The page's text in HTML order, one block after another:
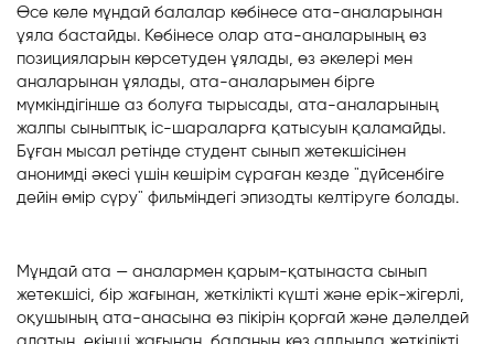
Өсе келе мұндай балалар көбінесе ата-аналарынан
ұяла бастайды. Көбінесе олар ата-аналарының өз
позицияларын көрсетуден ұялады, өз әкелері мен
аналарынан ұялады, ата-аналарымен бірге
мүмкіндігінше аз болуға тырысады, ата-аналарының
жалпы сыныптық іс-шараларға қатысуын қаламайды.
Бұған мысал ретінде студент сынып жетекшісінен
анонимді әкесі үшін кешірім сұраған кезде "дүйсенбіге
дейін өмір сүру" фильміндегі эпизодты келтіруге болады.
Мұндай ата — аналармен қарым-қатынаста сынып
жетекшісі, бір жағынан, жеткілікті күшті және ерік-жігерлі,
оқушының ата-анасына өз пікірін қорғай және дәлелдей